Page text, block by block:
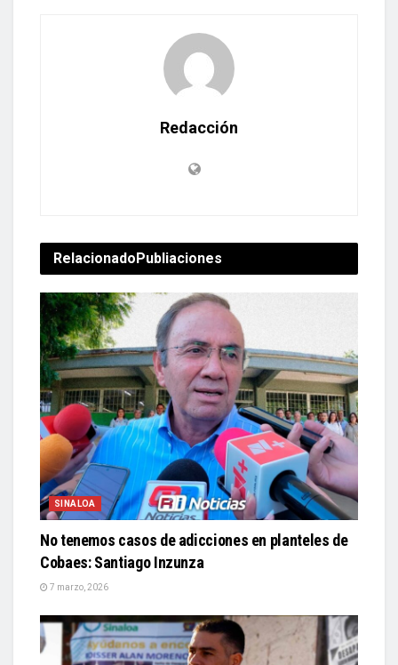
Redacción
Relacionado Publiaciones
SINALOA
No tenemos casos de adicciones en planteles de
Cobaes: Santiago Inzunza
7 marzo, 2026